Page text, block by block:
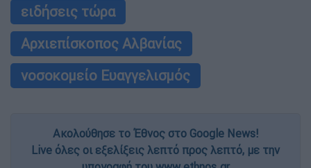
ειδήσεις τώρα
Αρχιεπίσκοπος Αλβανίας
νοσοκομείο Ευαγγελισμός
Ακολούθησε το Έθνος στο Google News!
Live όλες οι εξελίξεις λεπτό προς λεπτό, με την